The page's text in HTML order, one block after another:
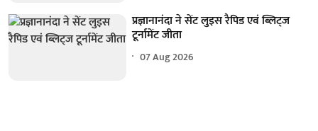
प्रज्ञानानंदा ने सेंट लुइस रैपिड एवं ब्लिट्ज
टूर्नामेंट जीता
07 Aug 2026